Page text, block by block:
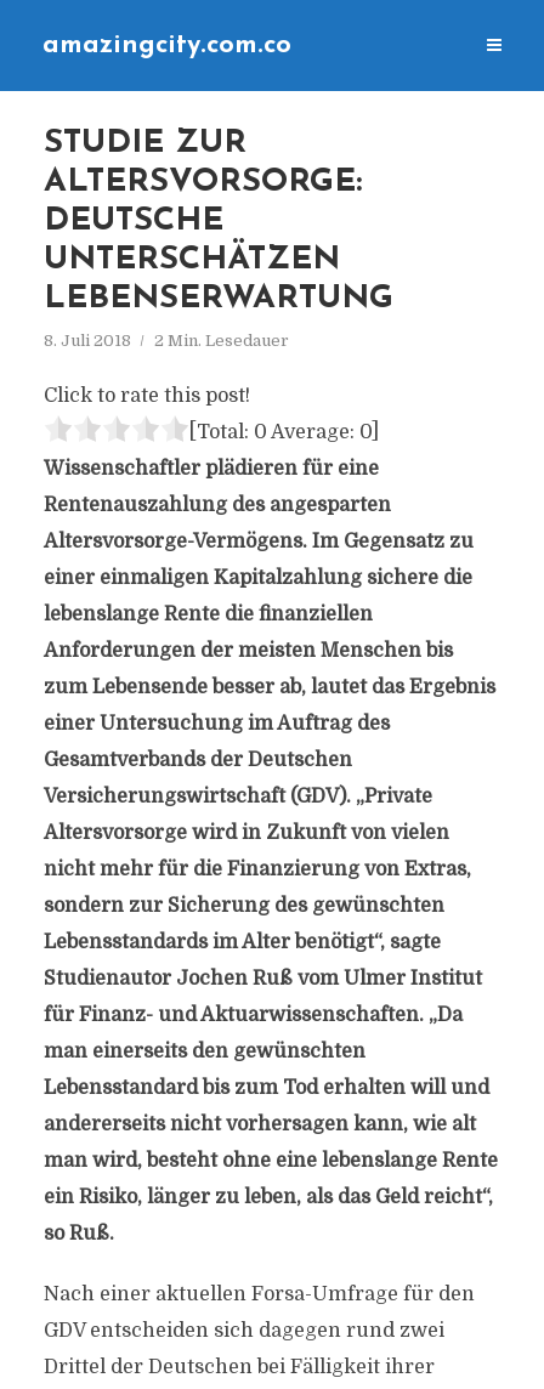
amazingcity.com.co
STUDIE ZUR
ALTERSVORSORGE:
DEUTSCHE
UNTERSCHÄTZEN
LEBENSERWARTUNG
8. Juli 2018 2 Min. Lesedauer
Click to rate this post!
[Total: 0 Average: 0]
Wissenschaftler plädieren für eine
Rentenauszahlung des angesparten
Altersvorsorge-Vermögens. Im Gegensatz zu
einer einmaligen Kapitalzahlung sichere die
lebenslange Rente die finanziellen
Anforderungen der meisten Menschen bis
zum Lebensende besser ab, lautet das Ergebnis
einer Untersuchung im Auftrag des
Gesamtverbands der Deutschen
Versicherungswirtschaft (GDV). „Private
Altersvorsorge wird in Zukunft von vielen
nicht mehr für die Finanzierung von Extras,
sondern zur Sicherung des gewünschten
Lebensstandards im Alter benötigt“, sagte
Studienautor Jochen Ruß vom Ulmer Institut
für Finanz- und Aktuarwissenschaften. „Da
man einerseits den gewünschten
Lebensstandard bis zum Tod erhalten will und
andererseits nicht vorhersagen kann, wie alt
man wird, besteht ohne eine lebenslange Rente
ein Risiko, länger zu leben, als das Geld reicht“,
so Ruß.
Nach einer aktuellen Forsa-Umfrage für den
GDV entscheiden sich dagegen rund zwei
Drittel der Deutschen bei Fälligkeit ihrer